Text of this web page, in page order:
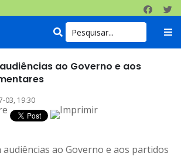
ao Governo e aos
03, 19:30